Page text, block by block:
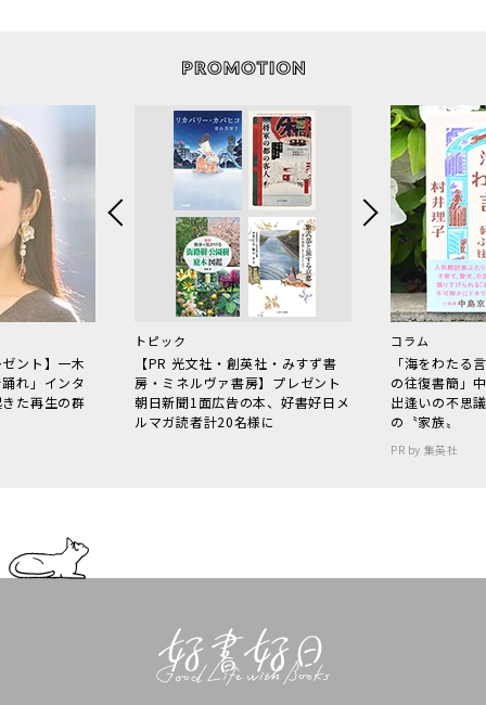
ント】一木
れ」インタ
た再生の群
トピック
【PR 光文社・創英社・みすず書
房・ミネルヴァ書房】プレゼント
朝日新聞1面広告の本、好書好日メ
ルマガ読者計20名様に
コラム
「海をわた
の往復書簡」
出逢いの不思
の〝家族〟
PR by 集英社